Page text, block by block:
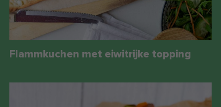
Flammkuchen met eiwitrijke topping